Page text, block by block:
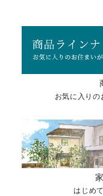
お気に入りの
はじめ